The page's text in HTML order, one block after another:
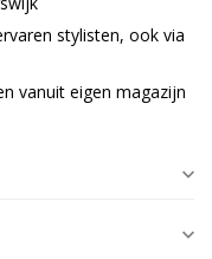
stylisten, ook via
vanuit eigen magazijn